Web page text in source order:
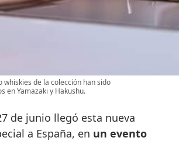
whiskies de la colección han sido
en Yamazaki y Hakushu.
de junio llegó esta nueva
a España, en un evento